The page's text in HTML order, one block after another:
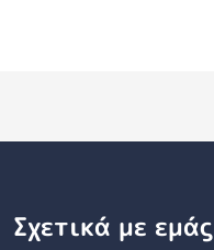
Σχετικά με εμάς